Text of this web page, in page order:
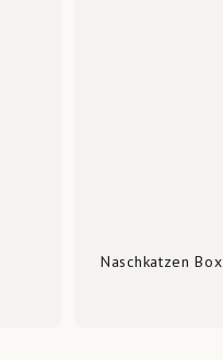
Naschkatzen Box